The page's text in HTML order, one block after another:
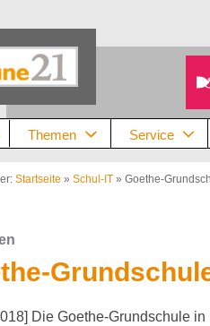
Themen Service
Startseite » Schul-IT » Goethe-
Die Goethe-Grundschule